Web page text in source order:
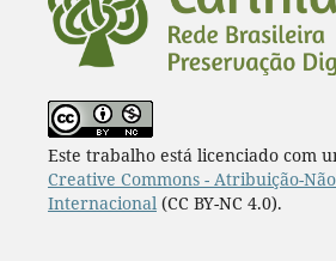
Este trabalho está licenciado com
Creative Commons - Atribuição-
Internacional (CC BY-NC 4.0).